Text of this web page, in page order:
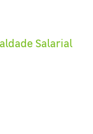
Salarial